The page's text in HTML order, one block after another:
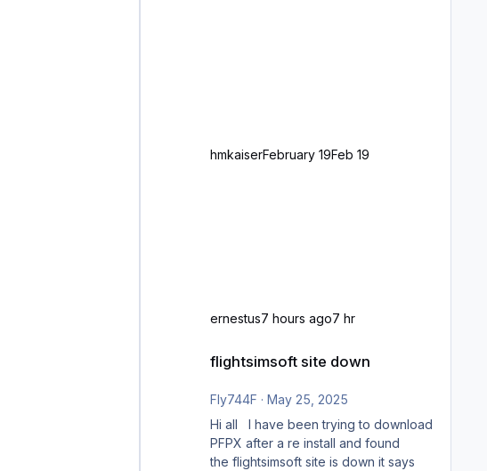
z.B. Malta Z
hmkaiserFebruary 19Feb 19
ernestus7 hours ago7 hr
flightsimsoft site down
Fly744F · May 25, 2025
Hi all I have been trying to download
PFPX after a re install and found
the flightsimsoft site is down it says